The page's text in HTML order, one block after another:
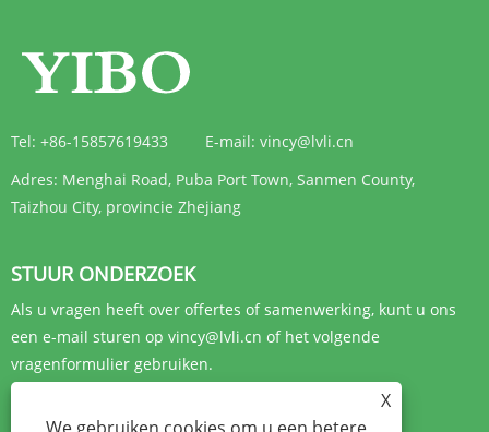
Tel: +86-15857619433 E-mail: vincy@lvli.cn
Adres: Menghai Road, Puba Port Town, Sanmen County,
Taizhou City, provincie Zhejiang
STUUR ONDERZOEK
Als u vragen heeft over offertes of samenwerking, kunt u ons
een e-mail sturen op vincy@lvli.cn of het volgende
vragenformulier gebruiken.
X